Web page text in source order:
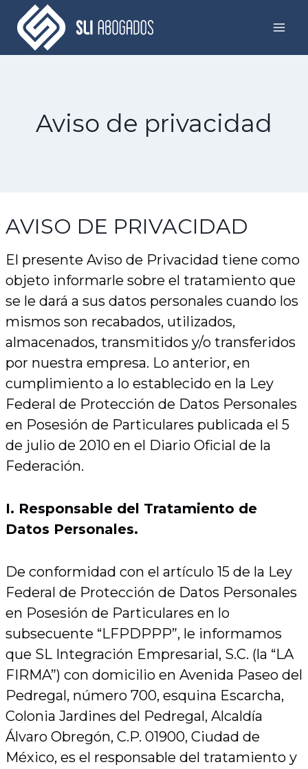
Skip
content
Aviso de privacidad
AVISO DE PRIVACIDAD
El presente Aviso de Privacidad tiene como
objeto informarle sobre el tratamiento que
se le dará a sus datos personales cuando los
mismos son recabados, utilizados,
almacenados, transmitidos y/o transferidos
por nuestra empresa. Lo anterior, en
cumplimiento a lo establecido en la Ley
Federal de Protección de Datos Personales
en Posesión de Particulares publicada el 5
de julio de 2010 en el Diario Oficial de la
Federación.
I. Responsable del Tratamiento de
Datos Personales.
De conformidad con el artículo 15 de la Ley
Federal de Protección de Datos Personales
en Posesión de Particulares en lo
subsecuente “LFPDPPP”, le informamos
que SL Integración Empresarial, S.C. (la “LA
FIRMA”) con domicilio en Avenida Paseo del
Pedregal, número 700, esquina Escarcha,
Colonia Jardines del Pedregal, Alcaldía
Álvaro Obregón, C.P. 01900, Ciudad de
México, es el responsable del tratamiento y